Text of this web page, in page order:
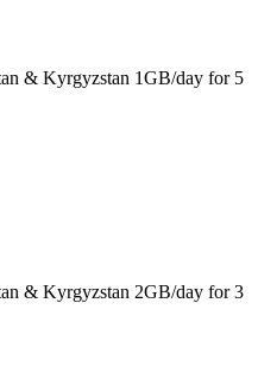
& Kyrgyzstan 1GB/day for 5
& Kyrgyzstan 2GB/day for 3